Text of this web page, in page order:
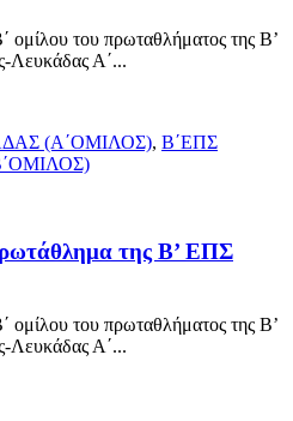
ομίλου του πρωταθλήματος της Β’
Λευκάδας Α΄...
(Α΄ΟΜΙΛΟΣ), Β΄ΕΠΣ
της Β’ ΕΠΣ
ομίλου του πρωταθλήματος της Β’
Λευκάδας Α΄...